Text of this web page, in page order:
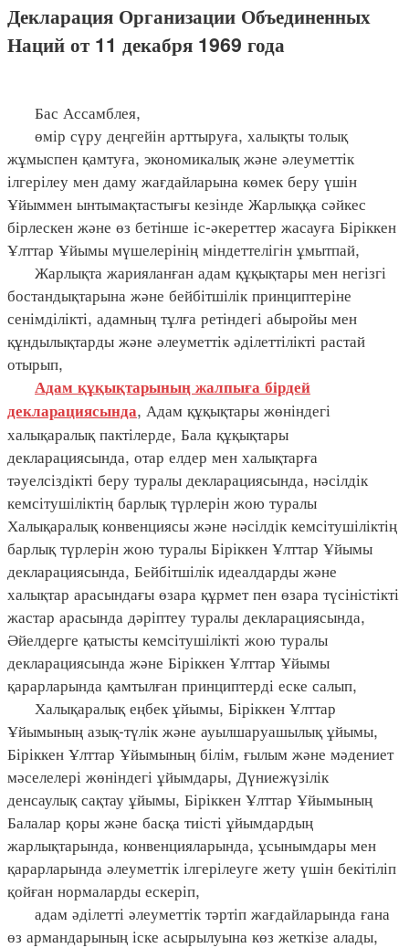
Декларация Организации Объединенных
Наций от 11 декабря 1969 года
Бас Ассамблея,
өмір сүру деңгейін арттыруға, халықты толық
жұмыспен қамтуға, экономикалық және әлеуметтік
ілгерілеу мен даму жағдайларына көмек беру үшін
Ұйыммен ынтымақтастығы кезінде Жарлыққа сәйкес
бірлескен және өз бетінше іс-әкереттер жасауға Біріккен
Ұлттар Ұйымы мүшелерінің міндеттелігін ұмытпай,
Жарлықта жарияланған адам құқықтары мен негізгі
бостандықтарына және бейбітшілік принциптеріне
сенімділікті, адамның тұлға ретіндегі абыройы мен
құндылықтарды және әлеуметтік әділеттілікті растай
отырып,
Адам құқықтарының жалпыға бірдей
декларациясында, Адам құқықтары жөніндегі
халықаралық пактілерде, Бала құқықтары
декларациясында, отар елдер мен халықтарға
тәуелсіздікті беру туралы декларациясында, нәсілдік
кемсітушіліктің барлық түрлерін жою туралы
Халықаралық конвенциясы және нәсілдік кемсітушіліктің
барлық түрлерін жою туралы Біріккен Ұлттар Ұйымы
декларациясында, Бейбітшілік идеалдарды және
халықтар арасындағы өзара құрмет пен өзара түсіністікті
жастар арасында дәріптеу туралы декларациясында,
Әйелдерге қатысты кемсітушілікті жою туралы
декларациясында және Біріккен Ұлттар Ұйымы
қарарларында қамтылған принциптерді еске салып,
Халықаралық еңбек ұйымы, Біріккен Ұлттар
Ұйымының азық-түлік және ауылшаруашылық ұйымы,
Біріккен Ұлттар Ұйымының білім, ғылым және мәдениет
мәселелері жөніндегі ұйымдары, Дүниежүзілік
денсаулық сақтау ұйымы, Біріккен Ұлттар Ұйымының
Балалар қоры және басқа тиісті ұйымдардың
жарлықтарында, конвенцияларында, ұсынымдары мен
қарарларында әлеуметтік ілгерілеуге жету үшін бекітіліп
қойған нормаларды ескеріп,
адам әділетті әлеуметтік тәртіп жағдайларында ғана
өз армандарының іске асырылуына көз жеткізе алады,